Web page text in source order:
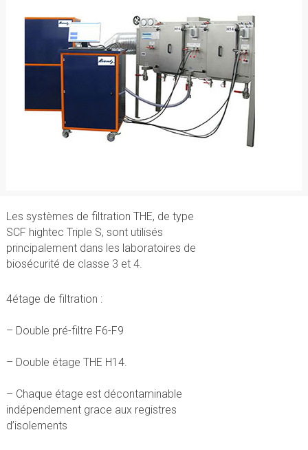
Les systèmes de filtration THE, de type
SCF hightec Triple S, sont utilisés
principalement dans les laboratoires de
biosécurité de classe 3 et 4.
4étage de filtration :
– Double pré-filtre F6-F9
– Double étage THE H14.
– Chaque étage est décontaminable
indépendement grace aux registres
d’isolements